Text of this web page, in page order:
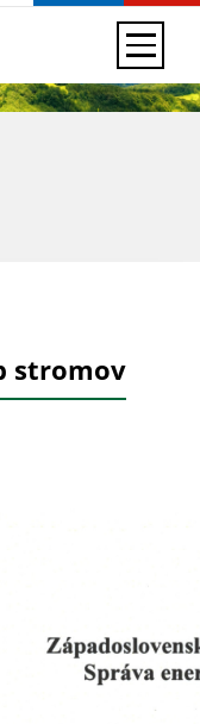
stromov